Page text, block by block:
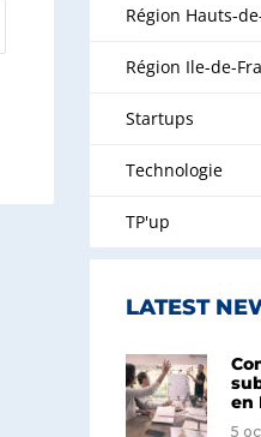
Région Hauts-
Région Ile-de-
Startups
Technologie
TP'up
LATEST
en
5